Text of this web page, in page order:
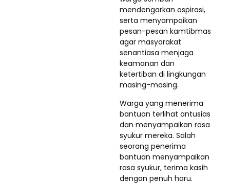
mendengarkan aspirasi,
serta menyampaikan
pesan-pesan kamtibmas
agar masyarakat
senantiasa menjaga
keamanan dan
ketertiban di lingkungan
masing-masing.
Warga yang menerima
bantuan terlihat antusias
dan menyampaikan rasa
syukur mereka. Salah
seorang penerima
bantuan menyampaikan
rasa syukur, terima kasih
dengan penuh haru.